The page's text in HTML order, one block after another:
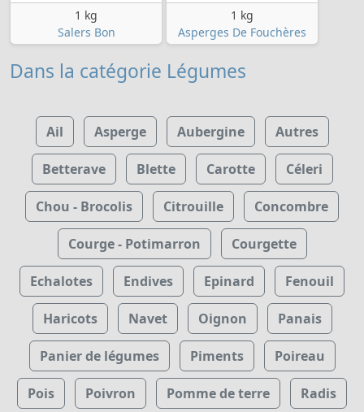
1 kg
Salers Bon
1 kg
Asperges De Fouchères
Dans la catégorie Légumes
Ail Asperge Aubergine Autres
Betterave Blette Carotte Céleri
Chou - Brocolis Citrouille Concombre
Courge - Potimarron Courgette
Echalotes Endives Epinard Fenouil
Haricots Navet Oignon Panais
Panier de légumes Piments Poireau
Pois Poivron Pomme de terre Radis